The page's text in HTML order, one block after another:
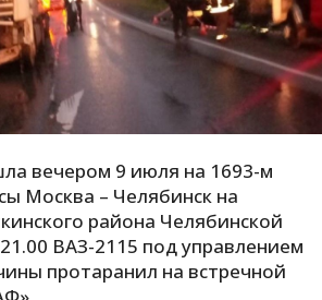
С
У
вечером 9 июля на 1693-м
Москва – Челябинск на
района Челябинской
ВАЗ-2115 под управлением
протаранил на встречной